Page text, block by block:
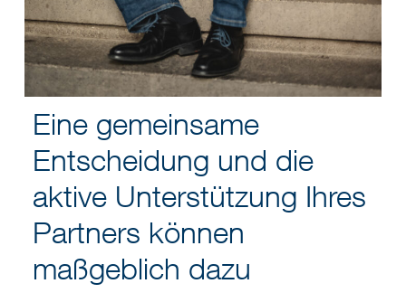
Eine gemeinsame
Entscheidung und die
aktive Unterstützung Ihres
Partners können
maßgeblich dazu